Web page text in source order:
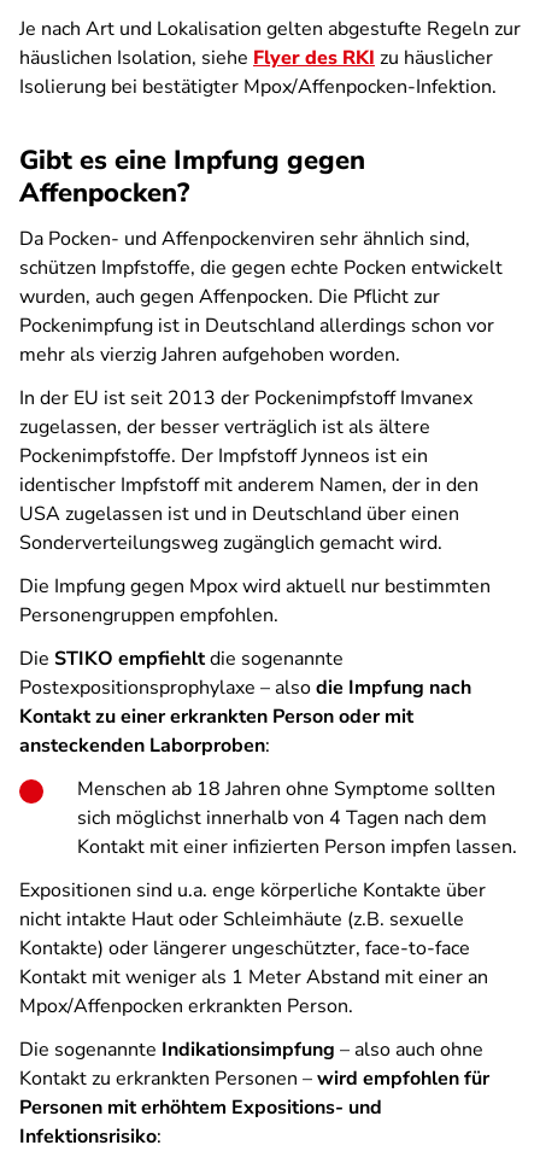
Je nach Art und Lokalisation gelten abgestufte Regeln zur
häuslichen Isolation, siehe Flyer des RKI zu häuslicher
Isolierung bei bestätigter Mpox/Affenpocken-Infektion.
Gibt es eine Impfung gegen
Affenpocken?
Da Pocken- und Affenpockenviren sehr ähnlich sind,
schützen Impfstoffe, die gegen echte Pocken entwickelt
wurden, auch gegen Affenpocken. Die Pflicht zur
Pockenimpfung ist in Deutschland allerdings schon vor
mehr als vierzig Jahren aufgehoben worden.
In der EU ist seit 2013 der Pockenimpfstoff Imvanex
zugelassen, der besser verträglich ist als ältere
Pockenimpfstoffe. Der Impfstoff Jynneos ist ein
identischer Impfstoff mit anderem Namen, der in den
USA zugelassen ist und in Deutschland über einen
Sonderverteilungsweg zugänglich gemacht wird.
Die Impfung gegen Mpox wird aktuell nur bestimmten
Personengruppen empfohlen.
Die STIKO empfiehltdie sogenannte
Postexpositionsprophylaxe – alsodie Impfung nach
Kontakt zu einer erkrankten Person oder mit
ansteckenden Laborproben:
Menschen ab 18 Jahren ohne Symptome sollten
sich möglichst innerhalb von 4 Tagen nach dem
Kontakt mit einer infizierten Person impfen lassen.
Expositionen sind u.a. enge körperliche Kontakte über
nicht intakte Haut oder Schleimhäute (z.B. sexuelle
Kontakte) oder längerer ungeschützter, face-to-face
Kontakt mit weniger als 1 Meter Abstand mit einer an
Mpox/Affenpocken erkrankten Person.
Die sogenannte Indikationsimpfung – also auch ohne
Kontakt zu erkrankten Personen –wird empfohlen für
Personen mit erhöhtem Expositions- und
Infektionsrisiko: